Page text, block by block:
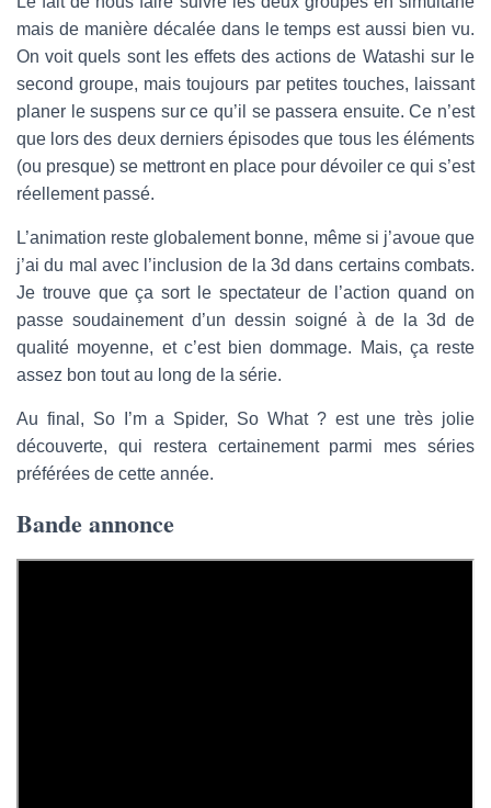
mais de manière décalée dans le temps est aussi bien vu.
On voit quels sont les effets des actions de Watashi sur le
second groupe, mais toujours par petites touches, laissant
planer le suspens sur ce qu’il se passera ensuite. Ce n’est
que lors des deux derniers épisodes que tous les éléments
(ou presque) se mettront en place pour dévoiler ce qui s’est
réellement passé.
L’animation reste globalement bonne, même si j’avoue que
j’ai du mal avec l’inclusion de la 3d dans certains combats.
Je trouve que ça sort le spectateur de l’action quand on
passe soudainement d’un dessin soigné à de la 3d de
qualité moyenne, et c’est bien dommage. Mais, ça reste
assez bon tout au long de la série.
Au final, So I’m a Spider, So What ? est une très jolie
découverte, qui restera certainement parmi mes séries
préférées de cette année.
Bande annonce